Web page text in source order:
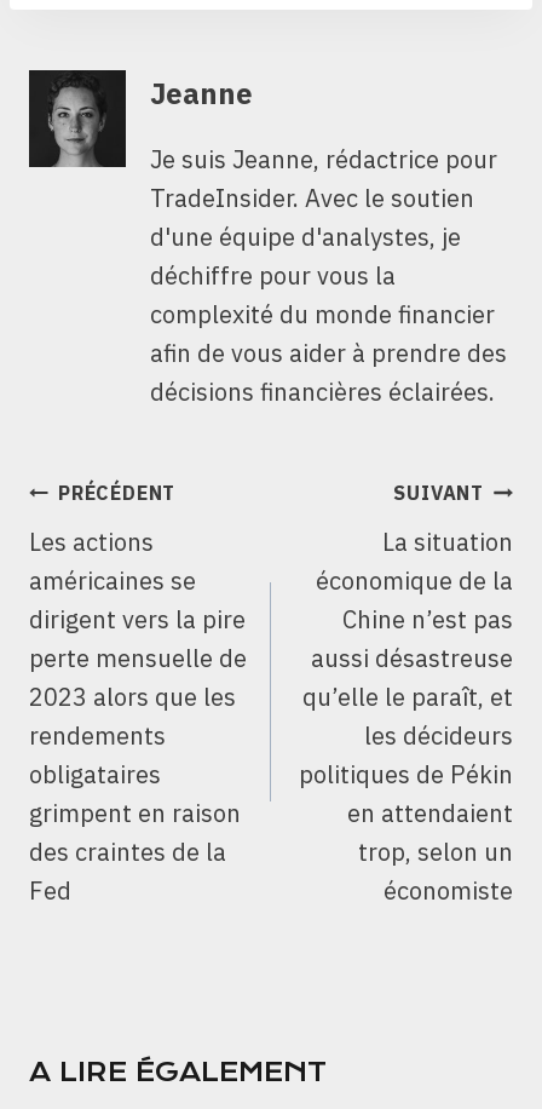
Jeanne
Je suis Jeanne, rédactrice pour
TradeInsider. Avec le soutien
d'une équipe d'analystes, je
déchiffre pour vous la
complexité du monde financier
afin de vous aider à prendre des
décisions financières éclairées.
NAVIGATION
L’ARTICLE
PRÉCÉDENT
Les actions
américaines se
dirigent vers la pire
perte mensuelle de
2023 alors que les
rendements
obligataires
grimpent en raison
des craintes de la
Fed
SUIVANT
La situation
économique de la
Chine n’est pas
aussi désastreuse
qu’elle le paraît, et
les décideurs
politiques de Pékin
en attendaient
trop, selon un
économiste
A LIRE ÉGALEMENT